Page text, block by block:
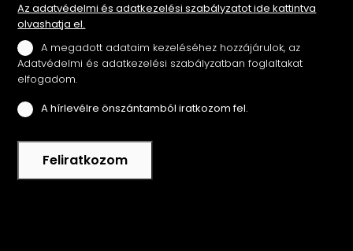
Az adatvédelmi és adatkezelési szabályzatot ide kattintva
olvashatja el.
A megadott adataim kezeléséhez hozzájárulok, az
Adatvédelmi és adatkezelési szabályzatban foglaltakat
elfogadom.
A hírlevélre önszántamból iratkozom fel.
Feliratkozom